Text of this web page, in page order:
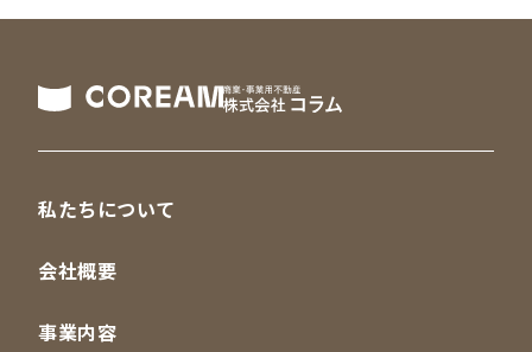
私たちについて
会社概要
事業内容